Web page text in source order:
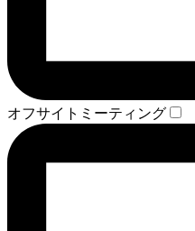
オフサイトミーティング